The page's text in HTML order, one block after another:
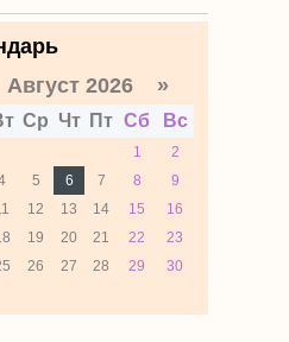
2026 »
Ср Чт Пт Сб Вс
1
2
5 6 7 8
9
12 13 14 15
16
19 20 21 22
23
26 27 28 29
30